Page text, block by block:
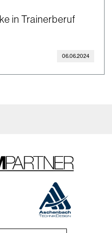
in Trainerberuf
06.06.2024